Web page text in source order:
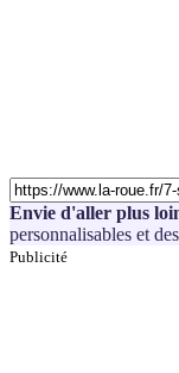
Envie d'aller plus
personnalisables et
Publicité